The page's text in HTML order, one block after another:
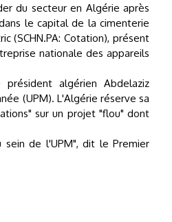
du secteur en Algérie après
le capital de la cimenterie
(SCHN.PA: Cotation), présent
nationale des appareils
algérien Abdelaziz
(UPM). L'Algérie réserve sa
sur un projet "flou" dont
de l'UPM", dit le Premier